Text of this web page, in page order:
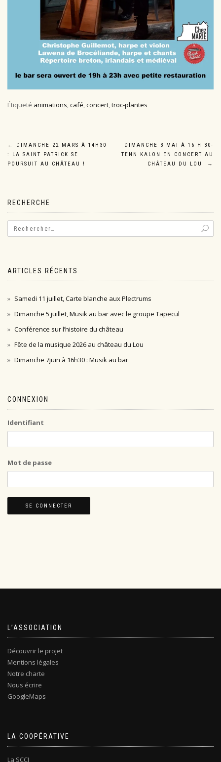
Étiqueté animations,café,concert,troc-plantes
Navigation
de
←
DIMANCHE 22 MARS À 14H30
: LA SAINT PATRICK SE
POURSUIT AU CHÂTEAU !
DIMANCHE 3 MAI À 16 H 30-
TENN KALON EN CONCERT AU
CHÂTEAU DU LOU
→
RECHERCHE
ARTICLES RÉCENTS
Samedi 11 juillet, Carte blanche aux Plectrums
Dimanche 5 juillet, Musik au bar avec le groupe Tapecul
Conférence sur l’histoire du château
Fête de la musique 2026 au château du Lou
Dimanche 7juin à 16h30 : Musik au bar
CONNEXION
Identifiant
Mot de passe
L’ASSOCIATION
Découvrir le projet
Mentions légales
Notre charte
Nous écrire
GoogleMaps
LA COOPÉRATIVE
La SCCI